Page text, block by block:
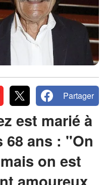
Partager
est marié à
68 ans : "On
on est
amoureux